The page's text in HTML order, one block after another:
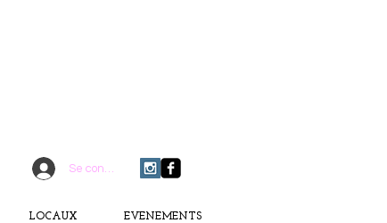
Se connecter
LOCAUX EVENEMENTS